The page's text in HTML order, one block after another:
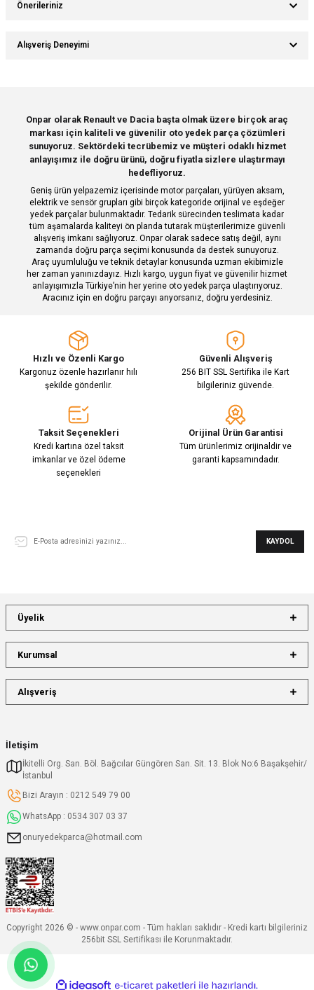
Önerileriniz
Bu ürünün fiyat bilgisi, resim, ürün açıklamalarında ve diğer konularda
yetersiz gördüğünüz noktaları öneri formunu kullanarak tarafımıza
Ürün resmi kalitesiz, bozuk veya görüntülenemiyor.
Ürün açıklamasında eksik bilgiler bulunuyor.
Ürün bilgilerinde hatalar bulunuyor.
Ürün fiyatı diğer sitelerden daha pahalı.
Bu ürüne benzer farklı alternatifler olmalı.
Gönder
Alışveriş Deneyimi
Deneyimini Paylaş
Onpar olarak Renault ve Dacia başta olmak üzere birçok araç
markası için kaliteli ve güvenilir oto yedek parça çözümleri
sunuyoruz. Sektördeki tecrübemiz ve müşteri odaklı hizmet
anlayışımız ile doğru ürünü, doğru fiyatla sizlere ulaştırmayı
hedefliyoruz.
Geniş ürün yelpazemiz içerisinde motor parçaları, yürüyen aksam,
elektrik ve sensör grupları gibi birçok kategoride orijinal ve eşdeğer
yedek parçalar bulunmaktadır. Tedarik sürecinden teslimata kadar
tüm aşamalarda kaliteyi ön planda tutarak müşterilerimize güvenli
alışveriş imkanı sağlıyoruz. Onpar olarak sadece satış değil, aynı
zamanda doğru parça seçimi konusunda da destek sunuyoruz.
Araç uyumluluğu ve teknik detaylar konusunda uzman ekibimizle
her zaman yanınızdayız. Hızlı kargo, uygun fiyat ve güvenilir hizmet
anlayışımızla Türkiye’nin her yerine oto yedek parça ulaştırıyoruz.
Aracınız için en doğru parçayı arıyorsanız, doğru yerdesiniz.
Hızlı ve Özenli Kargo
Kargonuz özenle hazırlanır hılı
şekilde gönderilir.
Güvenli Alışveriş
256 BIT SSL Sertifika ile Kart
bilgileriniz güvende.
Taksit Seçenekleri
Kredi kartına özel taksit
imkanlar ve özel ödeme
seçenekleri
Orijinal Ürün Garantisi
Tüm ürünlerimiz orijinaldir ve
garanti kapsamındadır.
KAYDOL
İletişim
İkitelli Org. San. Böl. Bağcılar Güngören San. Sit. 13. Blok No:6 Başakşehir/
İstanbul
Bizi Arayın : 0212 549 79 00
WhatsApp : 0534 307 03 37
onuryedekparca@hotmail.com
Üyelik
Kurumsal
Alışveriş
Copyright 2026 © - www.onpar.com - Tüm hakları saklıdır - Kredi kartı bilgileriniz
256bit SSL Sertifikası ile Korunmaktadır.
ideasoft e-